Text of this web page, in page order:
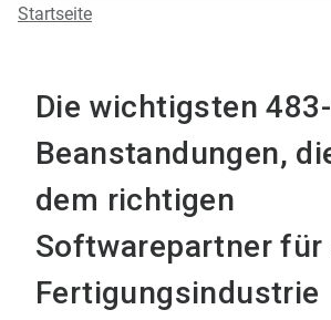
Startseite
Die wichtigsten 483-
Beanstandungen,
dem richtigen
Softwarepartner für
Fertigungsindustrie